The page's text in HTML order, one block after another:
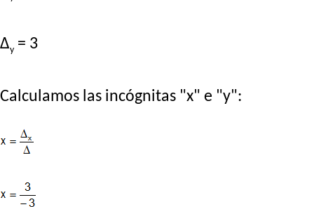
Δy = 3
Calculamos las incógnitas "x" e "y":